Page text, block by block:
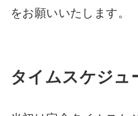
をお願いいたします。
タイムスケジュ